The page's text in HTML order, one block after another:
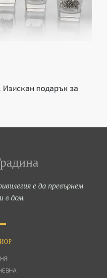
Изискан подарък за
е да превърнем
в дом.